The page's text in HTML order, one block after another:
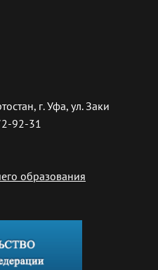
г. Уфа, ул. Заки
92-31
образования